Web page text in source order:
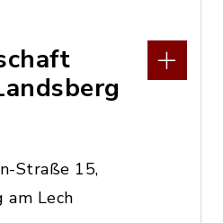
Straße 15,
am Lech